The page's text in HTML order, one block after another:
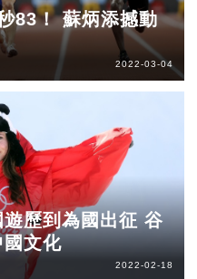
83！ 蘇炳添撼動
2022-03-04
歷到為國出征 谷
文化
2022-02-18